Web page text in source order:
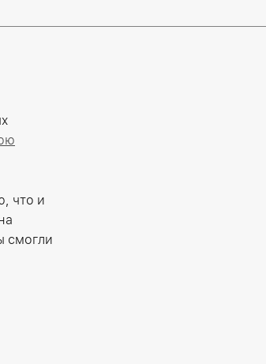
что и
смогли